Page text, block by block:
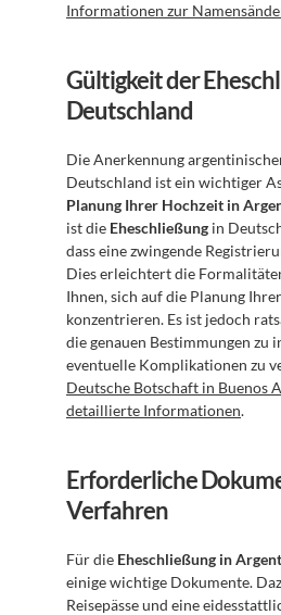
Informationen zur
Gültigkeit der
Deutschland
Die Anerkennung
Planung Ihrer Hochzeit in
ist die Eheschließung in
dass eine zwingende
Dies erleichtert die
Ihnen, sich auf die Planung
konzentrieren. Es ist jedoch
die genauen Bestimmungen zu
eventuelle Komplikationen zu
Deutsche Botschaft in Buenos
detaillierte Informationen.
Erforderliche
Verfahren
Für die Eheschließung in
einige wichtige Dokumente.
Reisepässe und eine